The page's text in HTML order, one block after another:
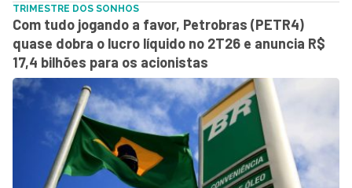
TRIMESTRE DOS SONHOS
Com tudo jogando a favor, Petrobras (PETR4)
quase dobra o lucro líquido no 2T26 e anuncia R$
17,4 bilhões para os acionistas